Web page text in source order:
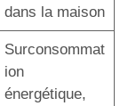
dans la maison
Surconsommat
ion
énergétique,